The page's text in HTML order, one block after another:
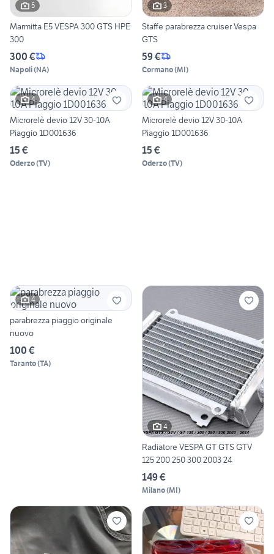
5
Marmitta E5 VESPA 300 GTS HPE
300
300 €
Napoli(NA)
3
Staffe parabrezza cruiser Vespa
GTS
59 €
Cormano(MI)
4
Microrelè devio 12V 30-10A
Piaggio 1D001636
15 €
Oderzo(TV)
4
Microrelè devio 12V 30-10A
Piaggio 1D001636
15 €
Oderzo(TV)
4
parabrezza piaggio originale
nuovo
100 €
Taranto(TA)
4
Radiatore VESPA GT GTS GTV
125 200 250 300 2003 24
149 €
Milano(MI)